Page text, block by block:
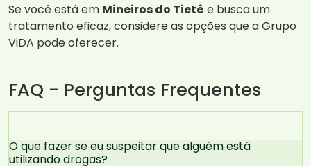
Se você está em Mineiros do Tietê e busca um
tratamento eficaz, considere as opções que a Grupo
ViDA pode oferecer.
FAQ - Perguntas Frequentes
O que fazer se eu suspeitar que alguém está
utilizando drogas?